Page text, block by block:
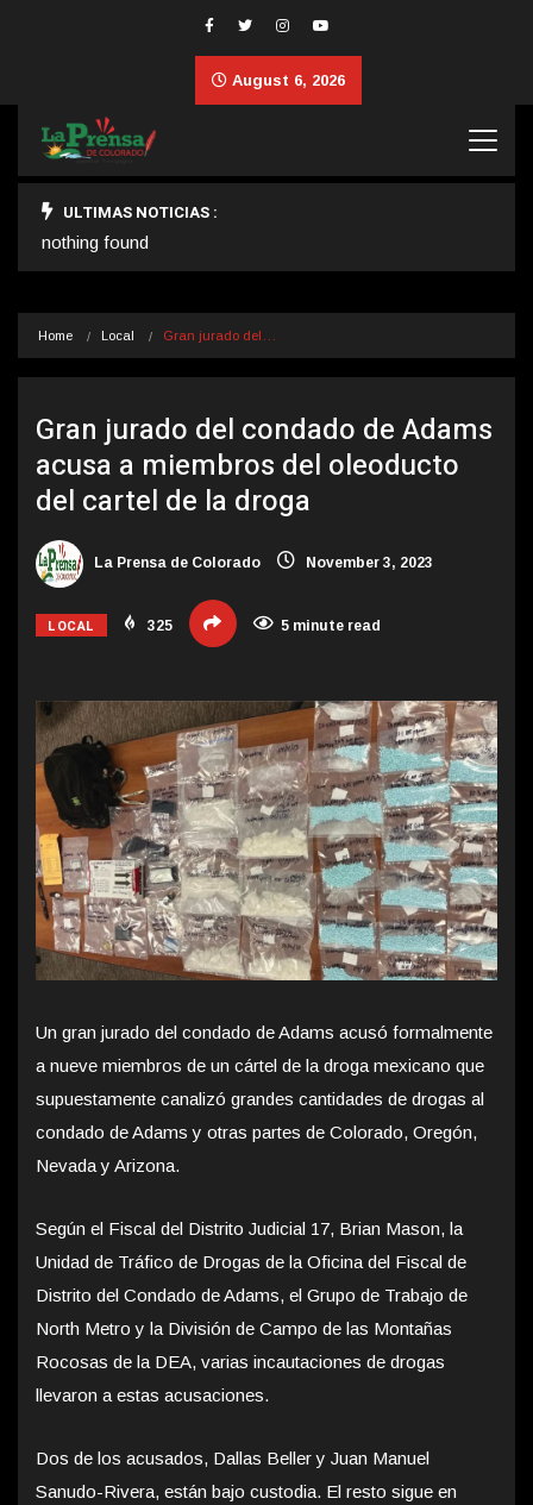
August 6, 2026
ULTIMAS NOTICIAS :
nothing found
Home Local Gran jurado del…
Gran jurado del condado de Adams
acusa a miembros del oleoducto
del cartel de la droga
La Prensa de Colorado November 3, 2023
LOCAL 325 5 minute read
Un gran jurado del condado de Adams acusó formalmente
a nueve miembros de un cártel de la droga mexicano que
supuestamente canalizó grandes cantidades de drogas al
condado de Adams y otras partes de Colorado, Oregón,
Nevada y Arizona.
Según el Fiscal del Distrito Judicial 17, Brian Mason, la
Unidad de Tráfico de Drogas de la Oficina del Fiscal de
Distrito del Condado de Adams, el Grupo de Trabajo de
North Metro y la División de Campo de las Montañas
Rocosas de la DEA, varias incautaciones de drogas
llevaron a estas acusaciones.
Dos de los acusados, Dallas Beller y Juan Manuel
Sanudo-Rivera, están bajo custodia. El resto sigue en